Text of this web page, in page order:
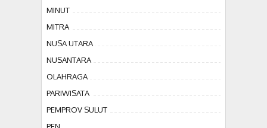
MINUT
MITRA
NUSA UTARA
NUSANTARA
OLAHRAGA
PARIWISATA
PEMPROV SULUT